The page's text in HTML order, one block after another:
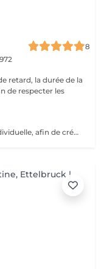
8
de respecter les
Tout commence par une evaluation individuelle, afin de créer un accompagnement unique axé sur le confort, l'estimede soi et la qualité de vie.